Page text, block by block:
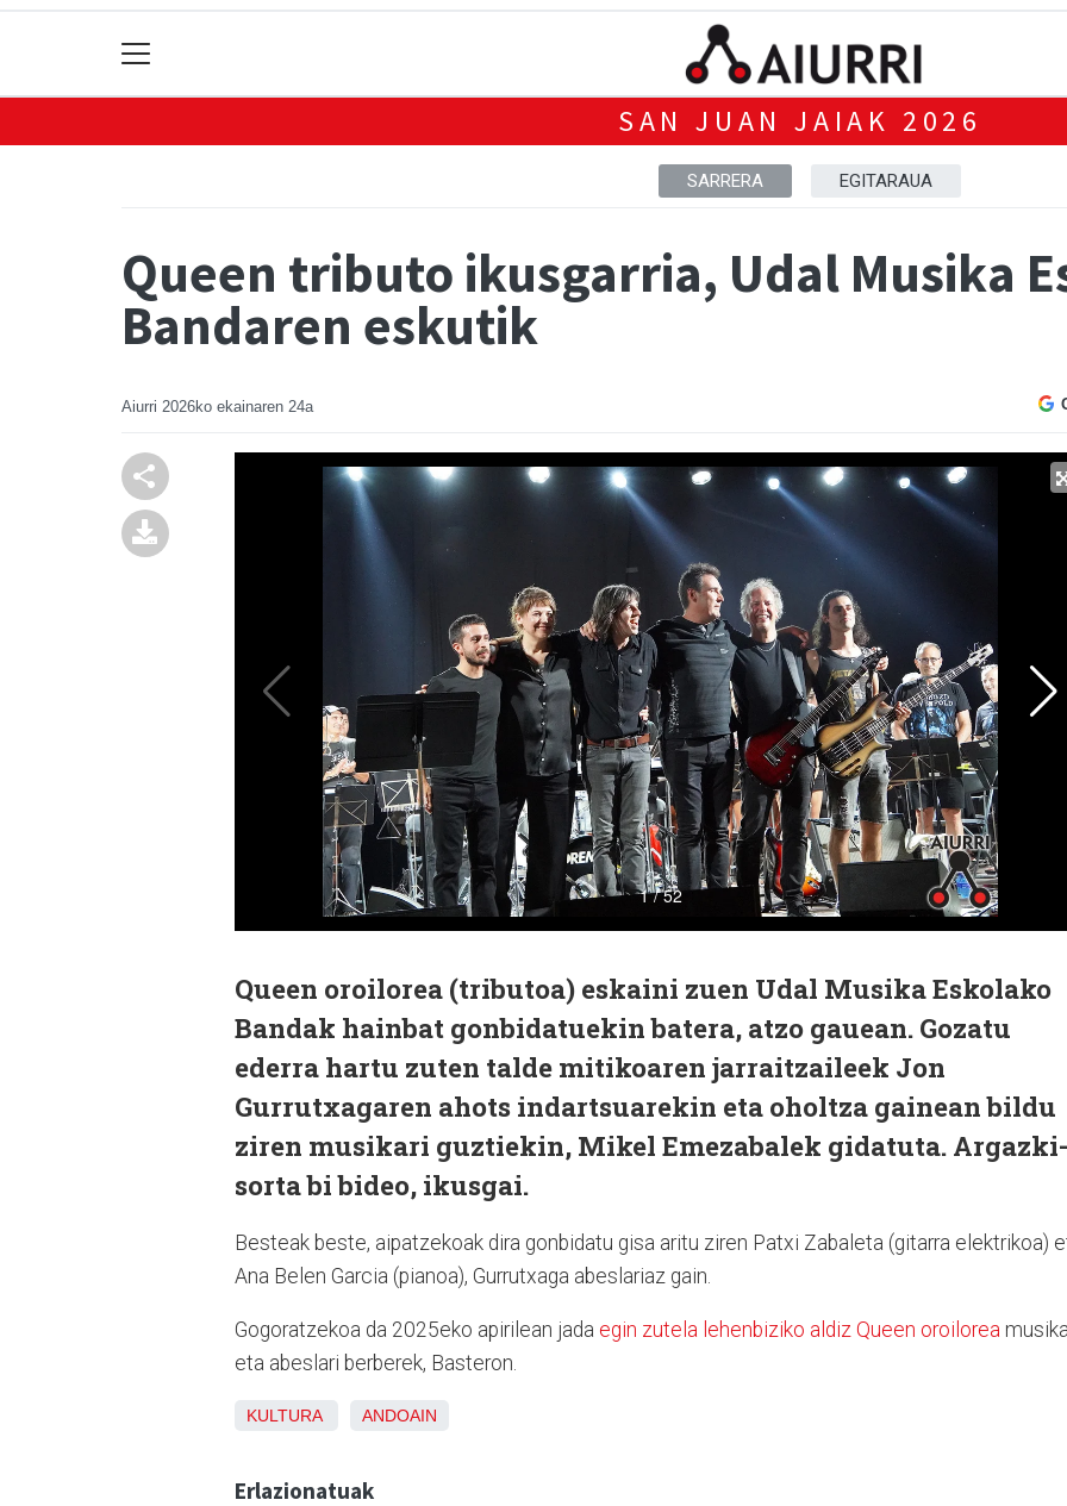
SAN JUAN JAIAK 2026
SARRERA EGITARAUA
Queen tributo ikusgarria, Udal Musika
Bandaren eskutik
Aiurri 2026ko ekainaren 24a
Queen oroilorea (tributoa) eskaini zuen Udal Musika Eskolako
Bandak hainbat gonbidatuekin batera, atzo gauean. Gozatu
ederra hartu zuten talde mitikoaren jarraitzaileek Jon
Gurrutxagaren ahots indartsuarekin eta oholtza gainean bildu
ziren musikari guztiekin, Mikel Emezabalek gidatuta. Argazki-
sorta bi bideo, ikusgai.
Besteak beste, aipatzekoak dira gonbidatu gisa aritu ziren Patxi Zabaleta (gitarra elektrikoa)
Ana Belen Garcia (pianoa), Gurrutxaga abeslariaz gain.
Gogoratzekoa da 2025eko apirilean jada egin zutela lehenbiziko aldiz Queen oroilorea
eta abeslari berberek, Basteron.
KULTURA ANDOAIN
Erlazionatuak